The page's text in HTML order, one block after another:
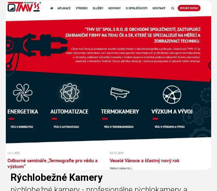
Rýchlobežné Kamery